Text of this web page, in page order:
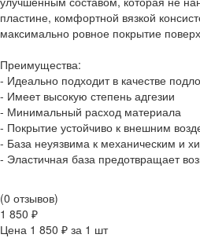
пластине, комфортной вязкой
максимально ровное покрытие
Преимущества:
- Идеально подходит в качестве
- Имеет высокую степень адгезии
- Минимальный расход материала
- Покрытие устойчиво к внешним
- База неуязвима к механическим и
- Эластичная база предотвращает
(0 отзывов)
1 850 ₽
Цена 1 850 ₽ за 1 шт